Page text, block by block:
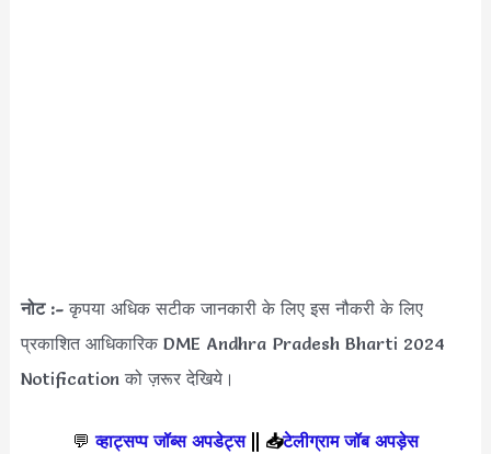
नोट :-कृपया अधिक सटीक जानकारी के लिए इस नौकरी के लिए
प्रकाशित आधिकारिक DME Andhra Pradesh Bharti 2024
Notification को ज़रूर देखिये।
💬 व्हाट्सप्प जॉब्स अपडेट्स|| 📥टेलीग्राम जॉब अपड़ेस